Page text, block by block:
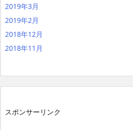
2019年3月
2019年2月
2018年12月
2018年11月
スポンサーリンク